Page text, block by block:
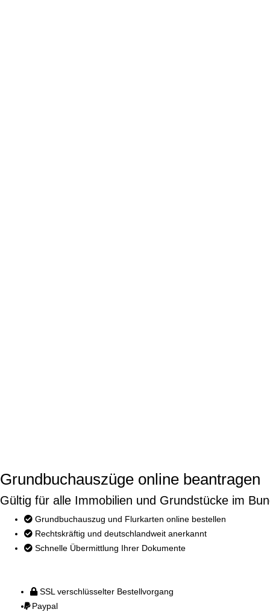
Grundbuchauszüge online beantragen
Gültig für alle Immobilien und Grundstücke im
Grundbuchauszug und Flurkarten online bestellen
Rechtskräftig und deutschlandweit anerkannt
Schnelle Übermittlung Ihrer Dokumente
SSL verschlüsselter Bestellvorgang
Paypal